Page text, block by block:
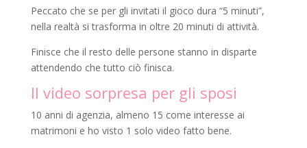
Peccato che se per gli invitati il gioco dura “5 minuti”,
nella realtà si trasforma in oltre 20 minuti di attività.
Finisce che il resto delle persone stanno in disparte
attendendo che tutto ciò finisca.
Il video sorpresa per gli sposi
10 anni di agenzia, almeno 15 come interesse ai
matrimoni e ho visto 1 solo video fatto bene.